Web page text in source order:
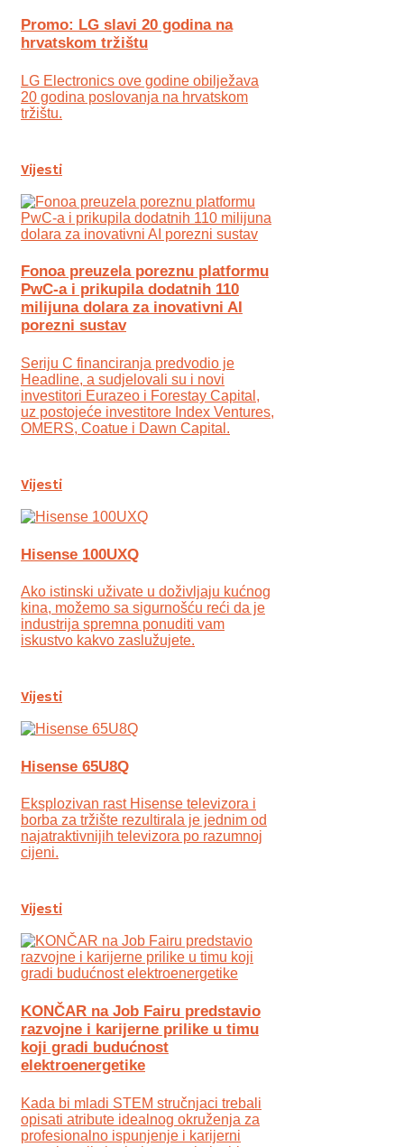
Promo: LG slavi 20 godina na
hrvatskom tržištu
LG Electronics ove godine obilježava
20 godina poslovanja na hrvatskom
tržištu.
Vijesti
Fonoa preuzela poreznu platformu
PwC-a i prikupila dodatnih 110
milijuna dolara za inovativni AI
porezni sustav
Seriju C financiranja predvodio je
Headline, a sudjelovali su i novi
investitori Eurazeo i Forestay Capital,
uz postojeće investitore Index Ventures,
OMERS, Coatue i Dawn Capital.
Vijesti
Hisense 100UXQ
Ako istinski uživate u doživljaju kućnog
kina, možemo sa sigurnošću reći da je
industrija spremna ponuditi vam
iskustvo kakvo zaslužujete.
Vijesti
Hisense 65U8Q
Eksplozivan rast Hisense televizora i
borba za tržište rezultirala je jednim od
najatraktivnijih televizora po razumnoj
cijeni.
Vijesti
KONČAR na Job Fairu predstavio
razvojne i karijerne prilike u timu
koji gradi budućnost
elektroenergetike
Kada bi mladi STEM stručnjaci trebali
opisati atribute idealnog okruženja za
profesionalno ispunjenje i karijerni